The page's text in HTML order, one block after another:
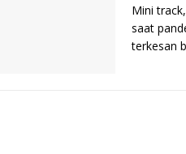
Mini
saat
terkesan